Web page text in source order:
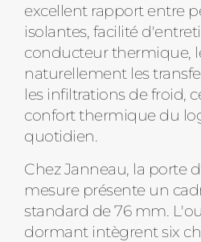
excellent rapport entre
isolantes, facilité
conducteur thermique,
naturellement les
les infiltrations de froid,
confort thermique du
quotidien.
Chez Janneau, la porte
mesure présente un
standard de 76 mm.
dormant intègrent six